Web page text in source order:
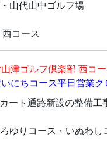
山代山中ゴルフ場
コース
山津ゴルフ倶楽部 西コ
にちコース平日営業ク
ート通路新設の整備
ゆりコース・いぬわし